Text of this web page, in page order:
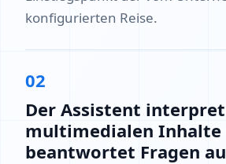
konfigurierten Reise.
02
Der Assistent
multimedialen Inhalte
beantwortet Fragen